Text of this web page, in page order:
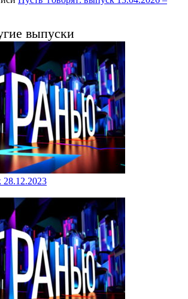
выпуски
28.12.2023